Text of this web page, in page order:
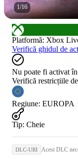
1/16
Platformă: Xbox
Verifică ghidul de
Nu poate fi activat
Verifică restricțiile
Regiune: EUROPA
Tip: Cheie
DLC-URI Acest DLC